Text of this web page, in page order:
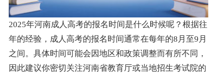
2025年河南成人高考的报名时间是什么时候呢？根据往
年的经验，成人高考的报名时间通常在每年的8月至9月
之间。具体时间可能会因地区和政策调整而有所不同，
因此建议你密切关注河南省教育厅或当地招生考试院的